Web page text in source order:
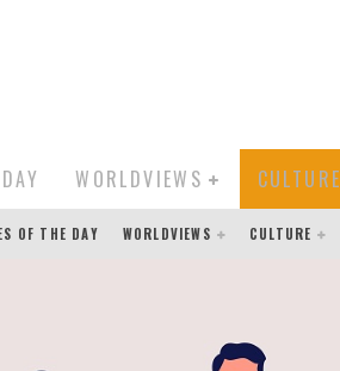
WORLDVIEWS CULTURE
OF THE DAY WORLDVIEWS CULTURE